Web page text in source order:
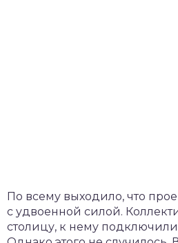
По всему выходило, что
с удвоенной силой.
столицу, к нему